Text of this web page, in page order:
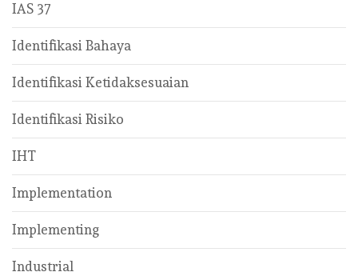
IAS 37
Identifikasi Bahaya
Identifikasi Ketidaksesuaian
Identifikasi Risiko
IHT
Implementation
Implementing
Industrial